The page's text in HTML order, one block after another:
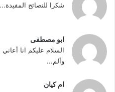
شكرا للنصائح المفيدة...
ابو مصطفى
السلام عليكم انا
وألم...
ام كيان